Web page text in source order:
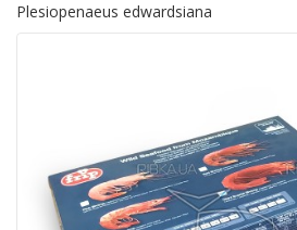
Plesiopenaeus edwardsiana